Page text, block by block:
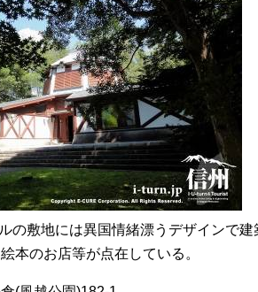
の敷地には異国情緒漂うデザインで
本のお店等が点在している。